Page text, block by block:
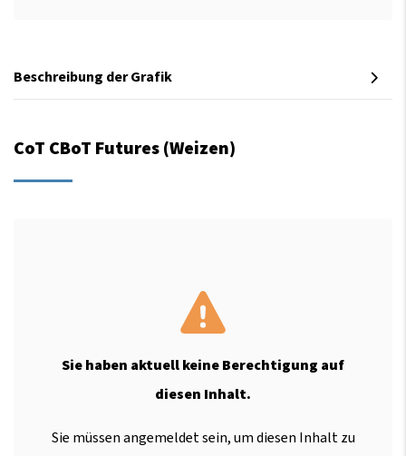
Beschreibung der Grafik
CoT CBoT Futures (Weizen)
Sie haben aktuell keine Berechtigung auf
diesen Inhalt.
Sie müssen angemeldet sein, um diesen Inhalt zu